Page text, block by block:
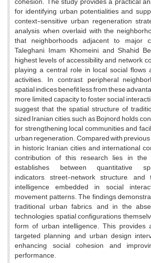
for identifying urban potentialities and
context-sensitive urban regeneration
analysis, when overlaid with the
that neighborhoods adjacent to major
Taleghani, Imam Khomeini, and Shahid
highest levels of accessibility and network
playing a central role in local social flows
activities. In contrast, peripheral
spatial indices benefit less from these
more limited capacity to foster social
suggest that the spatial structure of
sized Iranian cities, such as Bojnord, holds
for strengthening local communities and
urban regeneration. Compared with
in historic Iranian cities and international
contribution of this research lies in the
establishes between quantitative
indicators, street-network structure,
intelligence embedded in social
movement patterns. The findings
traditional urban fabrics, and in the
technologies, spatial configurations
form of urban intelligence. This provides
targeted planning and urban design
enhancing social cohesion and
performance.